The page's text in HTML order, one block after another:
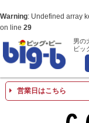
Warning: Undefined array
on line 29
男の
ビッ
営業日はこちら